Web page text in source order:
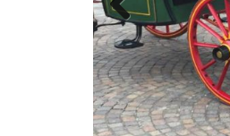
Previous